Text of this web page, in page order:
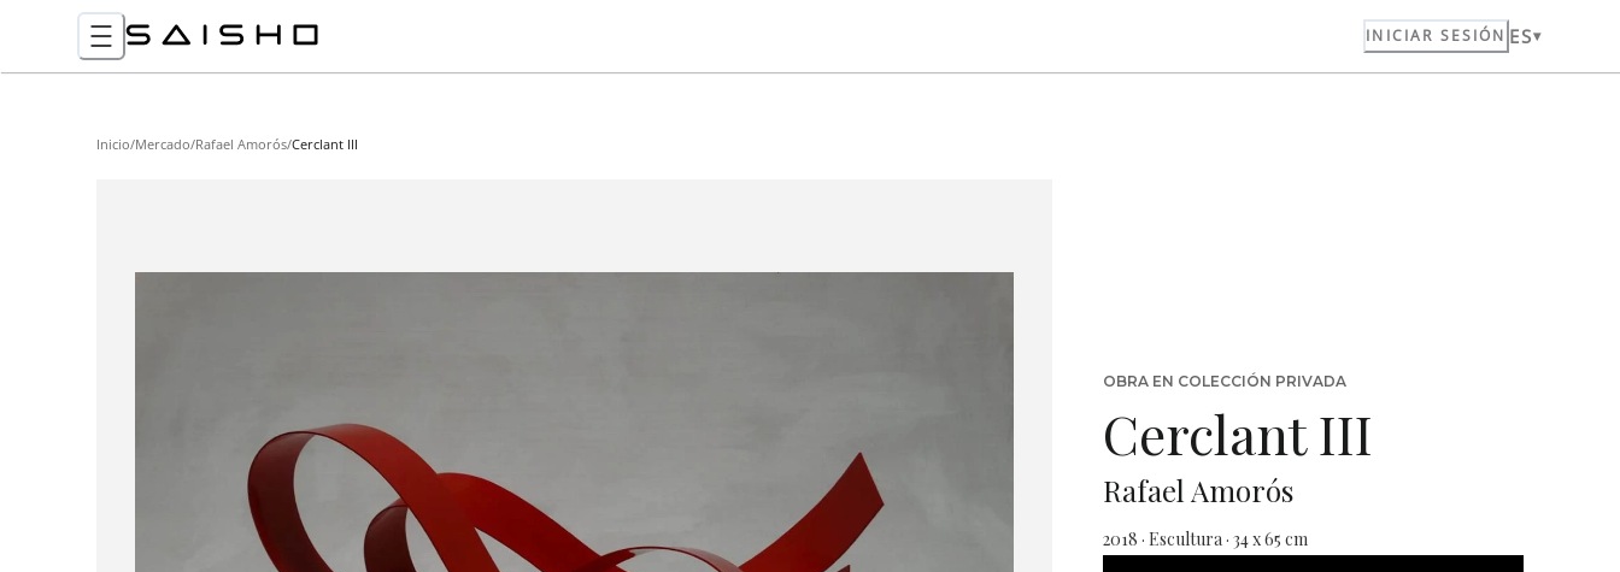
INICIAR SESIÓN ES
Inicio/Mercado/Rafael Amorós/Cerclant III
OBRA EN COLECCIÓN PRIVADA
Cerclant III
Rafael Amorós
2018 · Escultura · 34 x 65 cm